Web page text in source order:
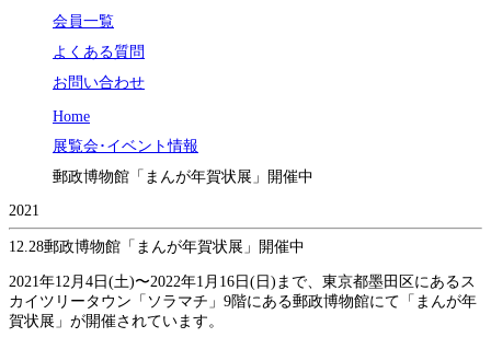
会員一覧
よくある質問
お問い合わせ
Home
展覧会･イベント情報
郵政博物館「まんが年賀状展」開催中
2021
12.28郵政博物館「まんが年賀状展」開催中
2021年12月4日(土)〜2022年1月16日(日)まで、東京都墨田区にあるス
カイツリータウン「ソラマチ」9階にある郵政博物館にて「まんが年
賀状展」が開催されています。